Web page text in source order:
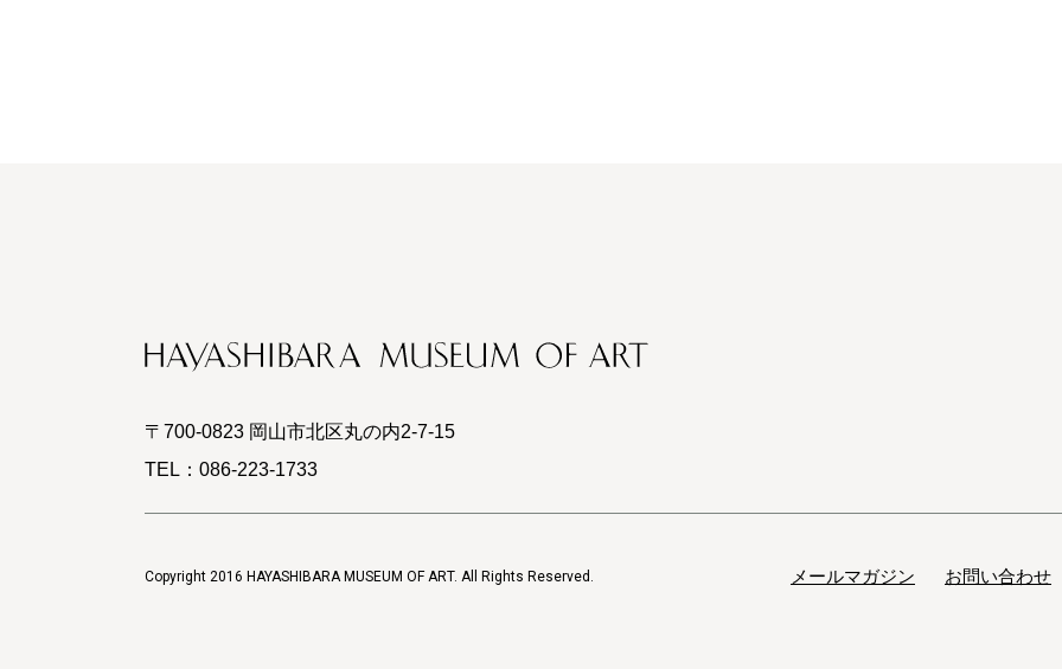
〒700-0823 岡山市北区丸の内2-7-15
TEL： 086-223-1733
お問い合わせ
メールマガジン
Copyright 2016 HAYASHIBARA MUSEUM OF ART. All Rights Reserved.